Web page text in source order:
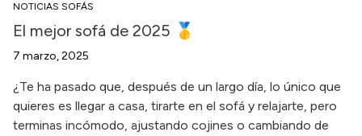
NOTICIAS SOFÁS
El mejor sofá de 2025 🥇
7 marzo, 2025
¿Te ha pasado que, después de un largo día, lo único que
quieres es llegar a casa, tirarte en el sofá y relajarte, pero
terminas incómodo, ajustando cojines o cambiando de